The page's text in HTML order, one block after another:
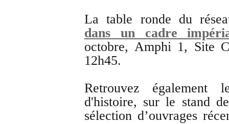
La table ronde du
dans un cadre
octobre, Amphi 1, Site
12h45.
Retrouvez
d'histoire, sur le stand
sélection d’ouvrages